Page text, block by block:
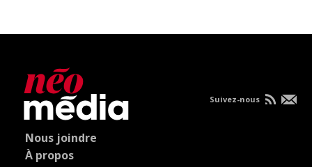
Nous joindre
À propos
Suivez-nous